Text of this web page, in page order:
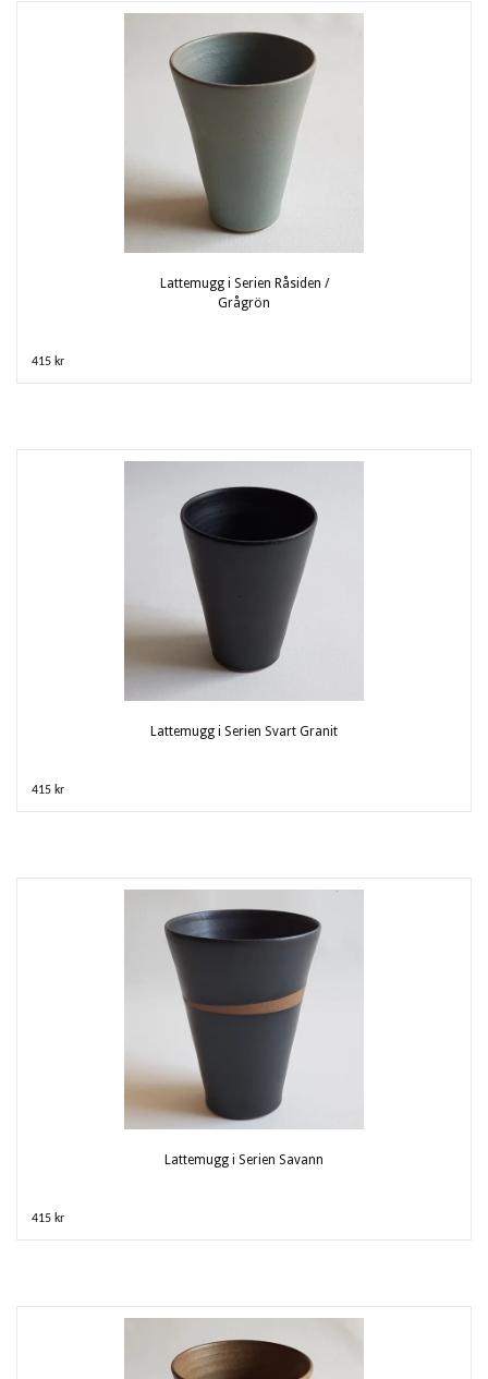
Lattemugg i Serien Råsiden /
Grågrön
415 kr
Lattemugg i Serien Svart Granit
415 kr
Lattemugg i Serien Savann
415 kr